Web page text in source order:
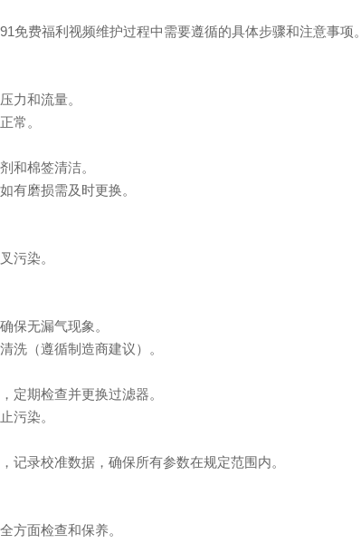
费福利视频维护过程中需要遵循的具体步骤和注意事项。
和流量。
常。
棉签清洁。
磨损需及时更换。
污染。
无漏气现象。
（遵循制造商建议）。
期检查并更换过滤器。
污染。
录校准数据，确保所有参数在规定范围内。
面检查和保养。